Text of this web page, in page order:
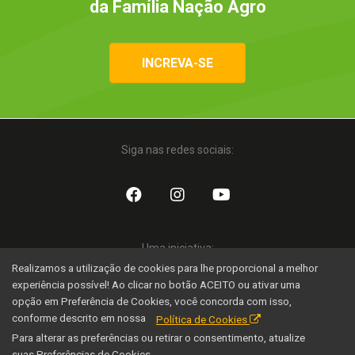
da Família Nação Agro
INCREVA-SE
Siga nas redes sociais:
Uma iniciativa:
Realizamos a utilização de cookies para lhe proporcional a melhor
experiência possível! Ao clicar no botão ACEITO ou ativar uma
opção em Preferência de Cookies, você concorda com isso,
conforme descrito em nossa
Para alterar as preferências ou retirar o consentimento, atualize
Política de Cookies